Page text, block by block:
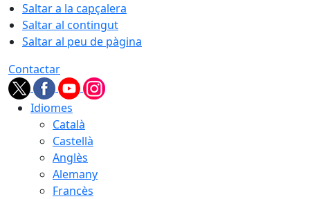
Saltar a la capçalera
Saltar al contingut
Saltar al peu de pàgina
Contactar
Idiomes
Català
Castellà
Anglès
Alemany
Francès